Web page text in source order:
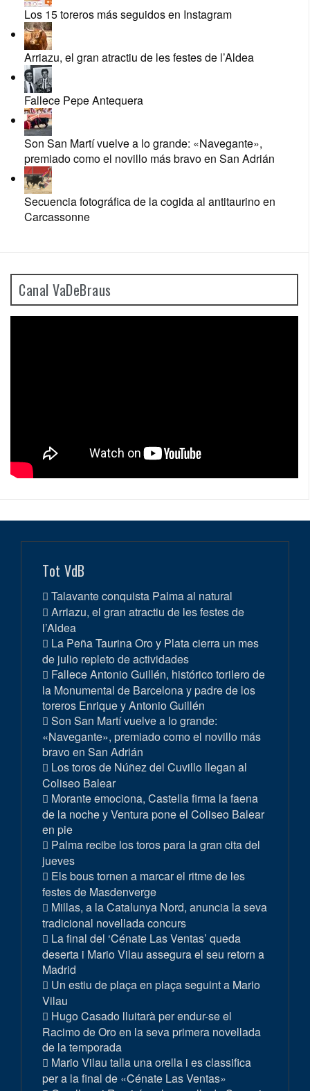
Los 15 toreros más seguidos en Instagram
Arriazu, el gran atractiu de les festes de l’Aldea
Fallece Pepe Antequera
Son San Martí vuelve a lo grande: «Navegante»,
premiado como el novillo más bravo en San Adrián
Secuencia fotográfica de la cogida al antitaurino en
Carcassonne
Canal VaDeBraus
Tot VdB
Talavante conquista Palma al natural
Arriazu, el gran atractiu de les festes de
l’Aldea
La Peña Taurina Oro y Plata cierra un mes
de julio repleto de actividades
Fallece Antonio Guillén, histórico torilero de
la Monumental de Barcelona y padre de los
toreros Enrique y Antonio Guillén
Son San Martí vuelve a lo grande:
«Navegante», premiado como el novillo más
bravo en San Adrián
Los toros de Núñez del Cuvillo llegan al
Coliseo Balear
Morante emociona, Castella firma la faena
de la noche y Ventura pone el Coliseo Balear
en pie
Palma recibe los toros para la gran cita del
jueves
Els bous tornen a marcar el ritme de les
festes de Masdenverge
Millas, a la Catalunya Nord, anuncia la seva
tradicional novellada concurs
La final del ‘Cénate Las Ventas’ queda
deserta i Mario Vilau assegura el seu retorn a
Madrid
Un estiu de plaça en plaça seguint a Mario
Vilau
Hugo Casado lluitarà per endur-se el
Racimo de Oro en la seva primera novellada
de la temporada
Mario Vilau talla una orella i es classifica
per a la final de «Cénate Las Ventas»